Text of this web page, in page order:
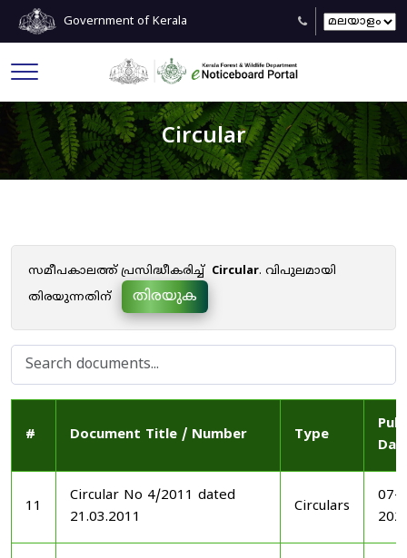
Government of Kerala
Circular
സമീപകാലത്ത് പ്രസിദ്ധീകരിച്ച് Circular. വിപുലമായി
തിരയുന്നതിന്
തിരയുക
# Document Title / Number Type
11
Circular No 4/2011 dated
21.03.2011
Circulars
07-